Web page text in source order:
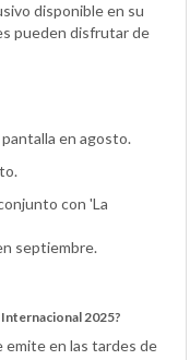
disponible en su
pueden disfrutar de
en agosto.
con 'La
septiembre.
Internacional 2025?
emite en las tardes de